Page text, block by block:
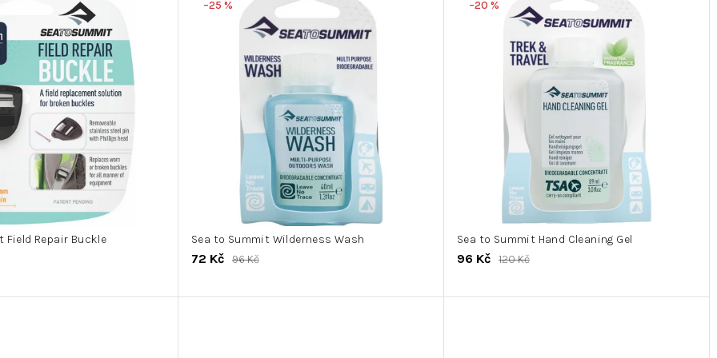
Field Repair Buckle
–25 %
Sea to Summit Wilderness Wash
72 Kč 96 Kč
–20 %
Sea to Summit Hand Cleaning Gel
96 Kč 120 Kč